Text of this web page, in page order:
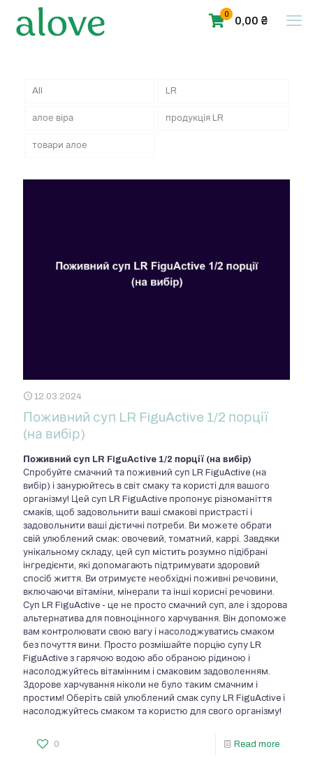
0
0,00 ₴
All LR
алое віра продукція LR
товари алое
12.03.2024
Поживний суп LR FiguActive 1/2 порції
(на вибір)
Поживний суп LR FiguActive 1/2 порції (на вибір)
Спробуйте смачний та поживний суп LR FiguActive (на
вибір) і занурюйтесь в світ смаку та користі для вашого
організму! Цей суп LR FiguActive пропонує різноманіття
смаків, щоб задовольнити ваші смакові пристрасті і
задовольнити ваші дієтичні потреби. Ви можете обрати
свій улюблений смак: овочевий, томатний, каррі. Завдяки
унікальному складу, цей суп містить розумно підібрані
інгредієнти, які допомагають підтримувати здоровий
спосіб життя. Ви отримуєте необхідні поживні речовини,
включаючи вітаміни, мінерали та інші корисні речовини.
Суп LR FiguActive - це не просто смачний суп, але і здорова
альтернатива для повноцінного харчування. Він допоможе
вам контролювати свою вагу і насолоджуватись смаком
без почуття вини. Просто розмішайте порцію супу LR
FiguActive з гарячою водою або обраною рідиною і
насолоджуйтесь вітамінним і смаковим задоволенням.
Здорове харчування ніколи не було таким смачним і
простим! Оберіть свій улюблений смак супу LR FiguActive і
насолоджуйтесь смаком та користю для свого організму!
0 Read more